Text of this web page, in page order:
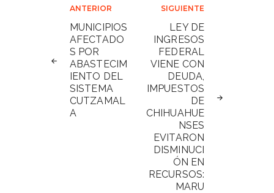
Navegación
de
entradas
ANTERIOR
MUNICIPIOS
AFECTADO
S POR
ABASTECIM
IENTO DEL
SISTEMA
CUTZAMAL
A
SIGUIENTE
LEY DE
INGRESOS
FEDERAL
VIENE CON
DEUDA,
IMPUESTOS
DE
CHIHUAHUE
NSES
EVITARON
DISMINUCI
ÓN EN
RECURSOS:
MARU